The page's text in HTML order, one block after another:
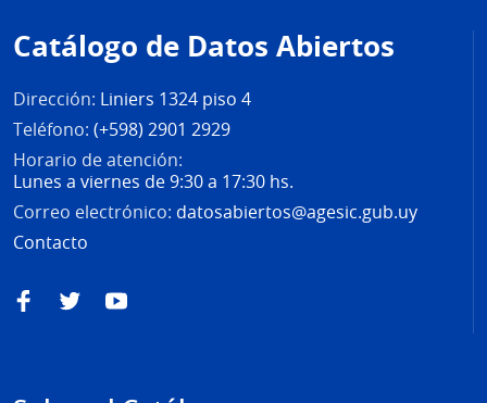
de
página
Catálogo de Datos Abiertos
Dirección: Liniers 1324 piso 4
Teléfono: (+598) 2901 2929
Horario de atención:
Lunes a viernes de 9:30 a 17:30 hs.
Correo electrónico: datosabiertos@agesic.gub.uy
Contacto
FacebookTwitterYouTube